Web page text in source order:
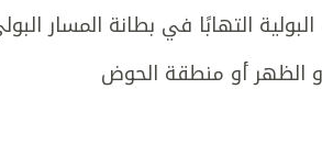
التهابًا في بطانة المسار
الظهر أو منطقة الحوض